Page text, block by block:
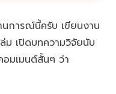
นการณ์นี้ครับ เขียนงาน
ม เปิดบทความวิจัยนับ
มเมนต์สั้นๆ ว่า